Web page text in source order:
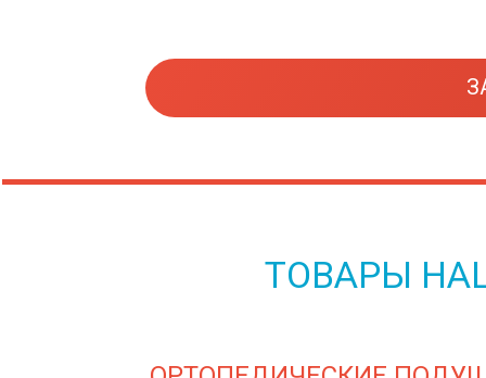
ТОВАРЫ